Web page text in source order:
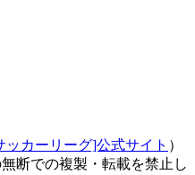
ッカーリーグ]公式サイト ）
断での複製・転載を禁止し